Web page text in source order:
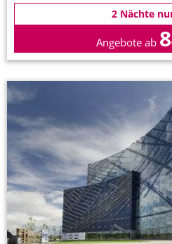
2 Nächte
Angebote ab